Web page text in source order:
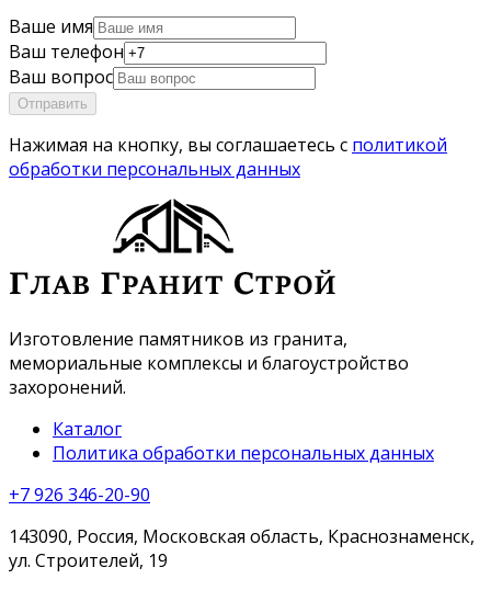
Ваше имя
Ваш телефон
Ваш вопрос
Отправить
Нажимая на кнопку, вы соглашаетесь с политикой
обработки персональных данных
Изготовление памятников из гранита,
мемориальные комплексы и благоустройство
захоронений.
Каталог
Политика обработки персональных данных
+7 926 346-20-90
143090, Россия, Московская область, Краснознаменск,
ул. Строителей, 19